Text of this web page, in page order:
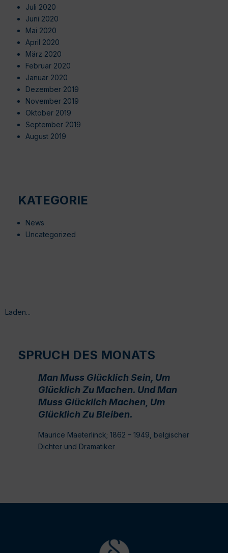
Juli 2020
Juni 2020
Mai 2020
April 2020
März 2020
Februar 2020
Januar 2020
Dezember 2019
November 2019
Oktober 2019
September 2019
August 2019
KATEGORIE
News
Uncategorized
Laden...
SPRUCH DES MONATS
Man Muss Glücklich Sein, Um
Glücklich Zu Machen. Und Man
Muss Glücklich Machen, Um
Glücklich Zu Bleiben.
Maurice Maeterlinck; 1862 – 1949, belgischer
Dichter und Dramatiker